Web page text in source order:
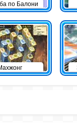
по Балони